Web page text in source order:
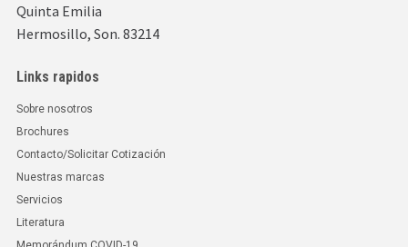
Quinta Emilia
Hermosillo, Son. 83214
Links rapidos
Sobre nosotros
Brochures
Contacto/Solicitar Cotización
Nuestras marcas
Servicios
Literatura